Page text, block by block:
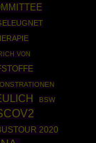
VON
BSW
2020